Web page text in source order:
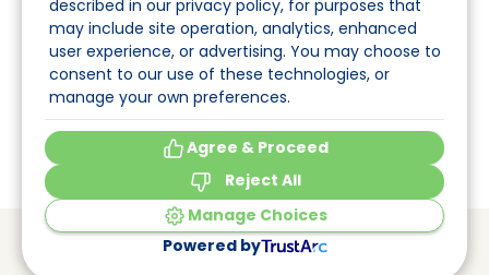
described in our privacy policy, for purposes that
may include site operation, analytics, enhanced
user experience, or advertising. You may choose to
consent to our use of these technologies, or
manage your own preferences.
Agree & Proceed
Reject All
Manage Choices
Powered by
Seite
Über uns
Veranstaltungen
© Main Capital PartnersVAT: 809621344B01
CoC: 33294313Cookie Preferences